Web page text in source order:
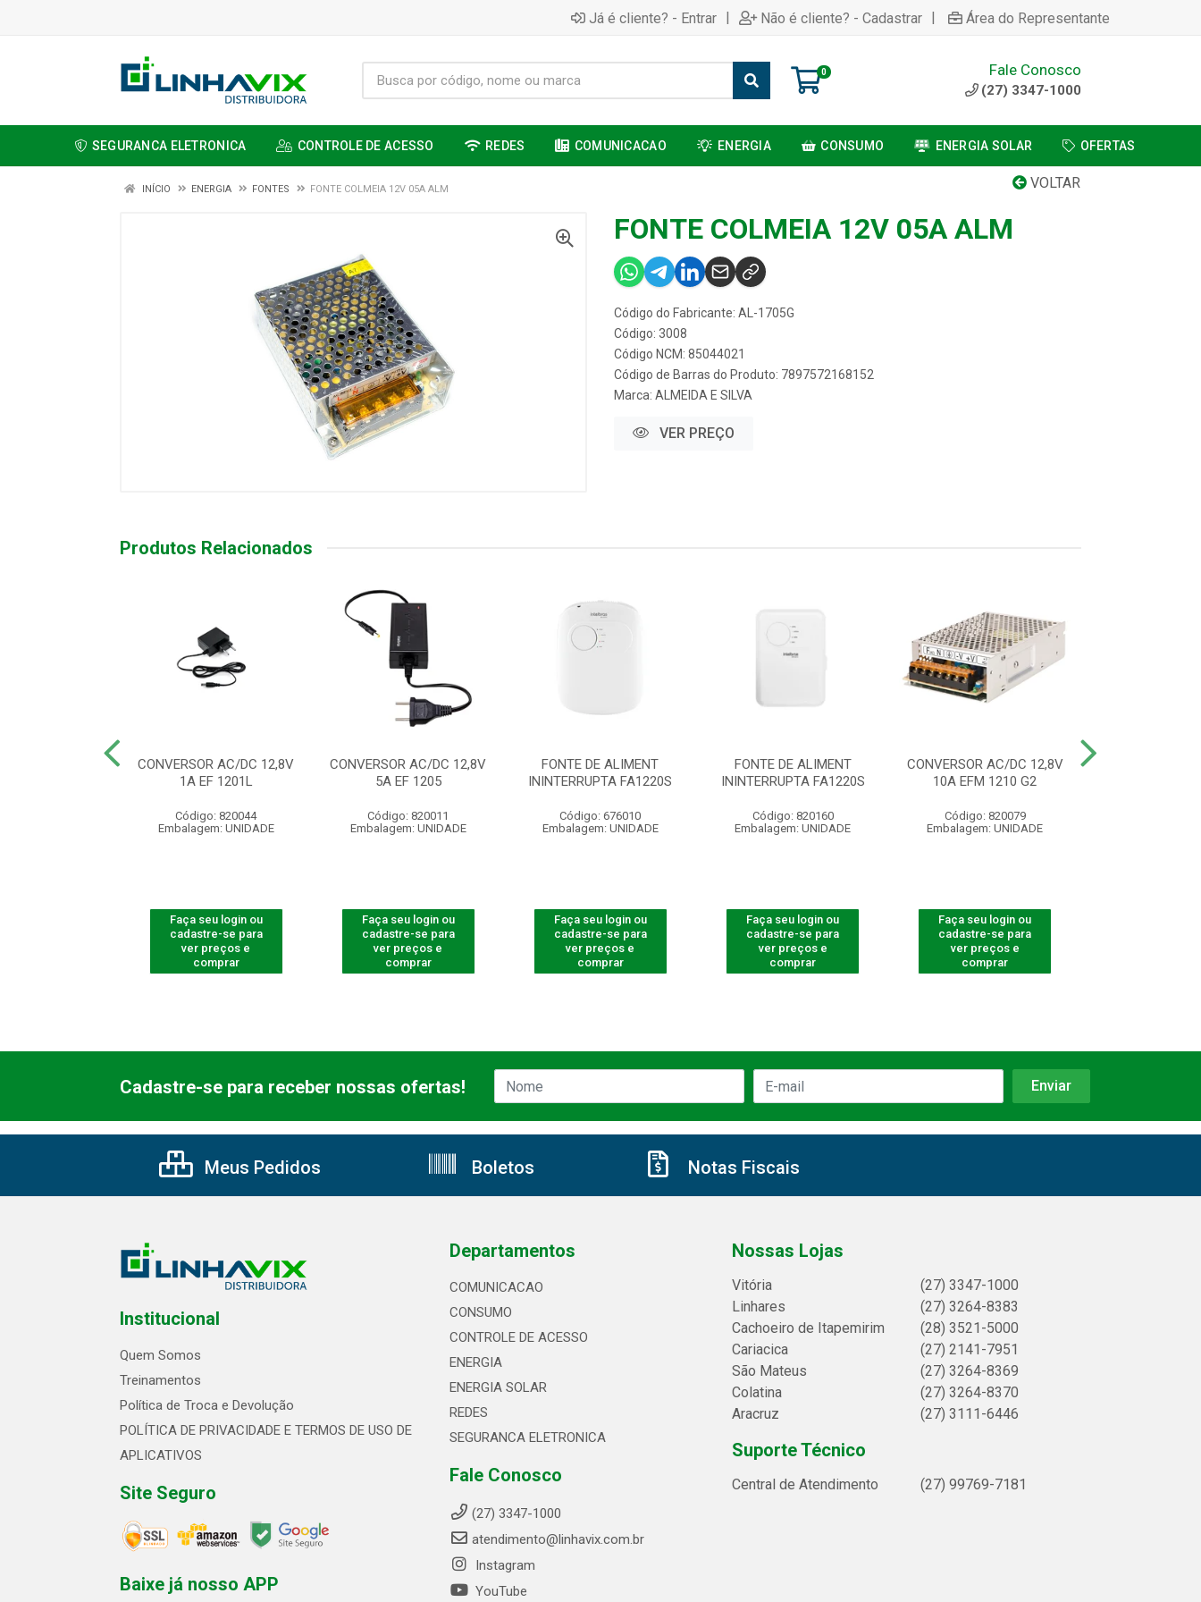
Já é cliente? - Entrar | Não é cliente? - Cadastrar | Área do Representante
0 Fale Conosco
(27) 3347-1000
SEGURANCA ELETRONICA CONTROLE DE ACESSO REDES COMUNICACAO ENERGIA CONSUMO ENERGIA SOLAR OFERTAS
VOLTAR
INÍCIO ENERGIA FONTES FONTE COLMEIA 12V 05A ALM
FONTE COLMEIA 12V 05A ALM
Código do Fabricante: AL-1705G
Código: 3008
Código NCM: 85044021
Código de Barras do Produto: 7897572168152
Marca: ALMEIDA E SILVA
VER PREÇO
Produtos Relacionados
CONVERSOR AC/DC 12,8V
1A EF 1201L
Código: 820044
Embalagem: UNIDADE
Faça seu login ou
cadastre-se para
ver preços e
comprar
CONVERSOR AC/DC 12,8V
5A EF 1205
Código: 820011
Embalagem: UNIDADE
Faça seu login ou
cadastre-se para
ver preços e
comprar
FONTE DE ALIMENT
ININTERRUPTA FA1220S
Código: 676010
Embalagem: UNIDADE
Faça seu login ou
cadastre-se para
ver preços e
comprar
FONTE DE ALIMENT
ININTERRUPTA FA1220S
Código: 820160
Embalagem: UNIDADE
Faça seu login ou
cadastre-se para
ver preços e
comprar
CONVERSOR AC/DC 12,8V
10A EFM 1210 G2
Código: 820079
Embalagem: UNIDADE
Faça seu login ou
cadastre-se para
ver preços e
comprar
Cadastre-se para receber nossas ofertas!
Meus Pedidos Boletos Notas Fiscais
Institucional
Quem Somos
Treinamentos
Política de Troca e Devolução
POLÍTICA DE PRIVACIDADE E TERMOS DE USO DE
APLICATIVOS
Site Seguro
Baixe já nosso APP
Departamentos
COMUNICACAO
CONSUMO
CONTROLE DE ACESSO
ENERGIA
ENERGIA SOLAR
REDES
SEGURANCA ELETRONICA
Fale Conosco
(27) 3347-1000
atendimento@linhavix.com.br
Instagram
YouTube
Nossas Lojas
Vitória
(27) 3347-1000
Linhares
(27) 3264-8383
Cachoeiro de Itapemirim
(28) 3521-5000
Cariacica
(27) 2141-7951
São Mateus
(27) 3264-8369
Colatina
(27) 3264-8370
Aracruz
(27) 3111-6446
Suporte Técnico
Central de Atendimento (27) 99769-7181